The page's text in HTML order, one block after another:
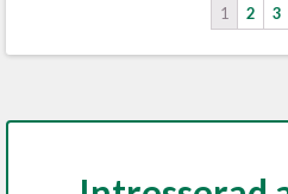
1 2 3